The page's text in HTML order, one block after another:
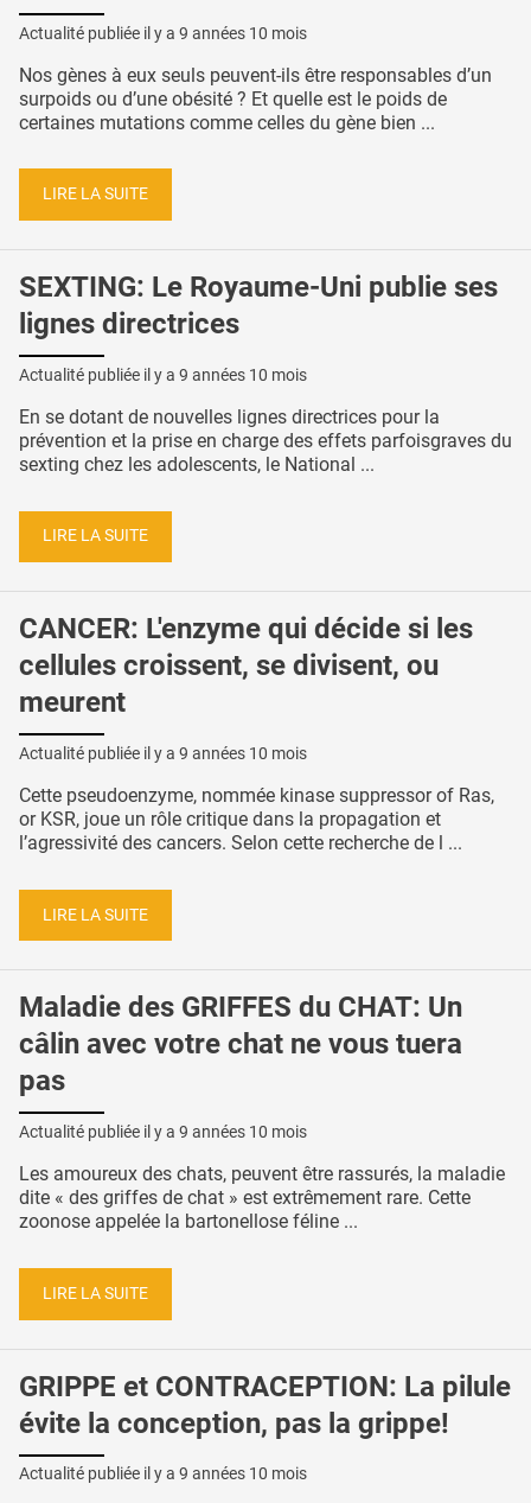
Actualité publiée il y a 9 années 10 mois
Nos gènes à eux seuls peuvent-ils être responsables d’un
surpoids ou d’une obésité ? Et quelle est le poids de
certaines mutations comme celles du gène bien ...
LIRE LA SUITE
SEXTING: Le Royaume-Uni publie ses
lignes directrices
Actualité publiée il y a 9 années 10 mois
En se dotant de nouvelles lignes directrices pour la
prévention et la prise en charge des effets parfoisgraves du
sexting chez les adolescents, le National ...
LIRE LA SUITE
CANCER: L'enzyme qui décide si les
cellules croissent, se divisent, ou
meurent
Actualité publiée il y a 9 années 10 mois
Cette pseudoenzyme, nommée kinase suppressor of Ras,
or KSR, joue un rôle critique dans la propagation et
l’agressivité des cancers. Selon cette recherche de l ...
LIRE LA SUITE
Maladie des GRIFFES du CHAT: Un
câlin avec votre chat ne vous tuera
pas
Actualité publiée il y a 9 années 10 mois
Les amoureux des chats, peuvent être rassurés, la maladie
dite « des griffes de chat » est extrêmement rare. Cette
zoonose appelée la bartonellose féline ...
LIRE LA SUITE
GRIPPE et CONTRACEPTION: La pilule
évite la conception, pas la grippe!
Actualité publiée il y a 9 années 10 mois